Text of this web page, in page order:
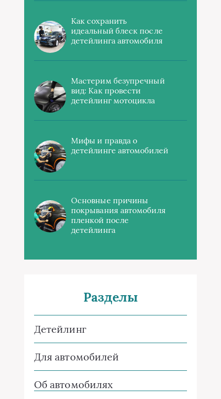
Как сохранить
идеальный блеск после
детейлинга автомобиля
Мастерим безупречный
вид: Как провести
детейлинг мотоцикла
Мифы и правда о
детейлинге автомобилей
Основные причины
покрывания автомобиля
пленкой после
детейлинга
Разделы
Детейлинг
Для автомобилей
Об автомобилях